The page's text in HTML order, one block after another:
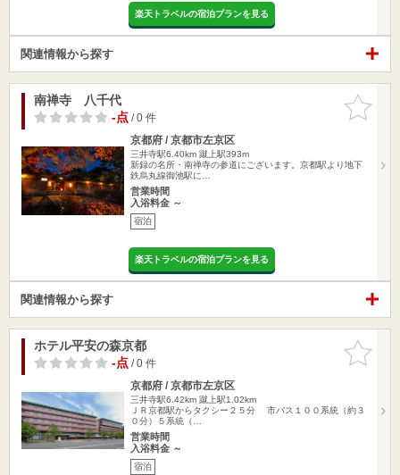
楽天トラベルの宿泊プランを見る
関連情報から探す
お気に入
りに追加
南禅寺 八千代
-点/ 0 件
京都府 / 京都市左京区
三井寺駅6.40km 蹴上駅393m
新録の名所・南禅寺の参道にございます。京都駅より地下
鉄烏丸線御池駅に…
営業時間
入浴料金 ～
宿泊
楽天トラベルの宿泊プランを見る
関連情報から探す
お気に入
りに追加
ホテル平安の森京都
-点/ 0 件
京都府 / 京都市左京区
三井寺駅6.42km 蹴上駅1.02km
ＪＲ京都駅からタクシー２５分 市バス１００系統（約３
０分）５系統（…
営業時間
入浴料金 ～
宿泊